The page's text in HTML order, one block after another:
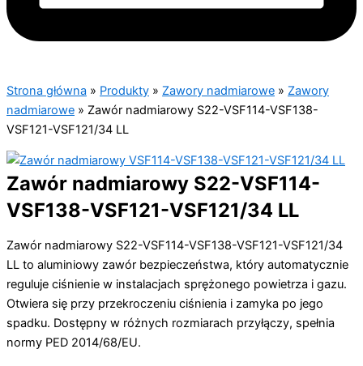
Strona główna » Produkty » Zawory nadmiarowe » Zawory
nadmiarowe » Zawór nadmiarowy S22-VSF114-VSF138-
VSF121-VSF121/34 LL
Zawór nadmiarowy S22-VSF114-
VSF138-VSF121-VSF121/34 LL
Zawór nadmiarowy S22-VSF114-VSF138-VSF121-VSF121/34
LL to aluminiowy zawór bezpieczeństwa, który automatycznie
reguluje ciśnienie w instalacjach sprężonego powietrza i gazu.
Otwiera się przy przekroczeniu ciśnienia i zamyka po jego
spadku. Dostępny w różnych rozmiarach przyłączy, spełnia
normy PED 2014/68/EU.